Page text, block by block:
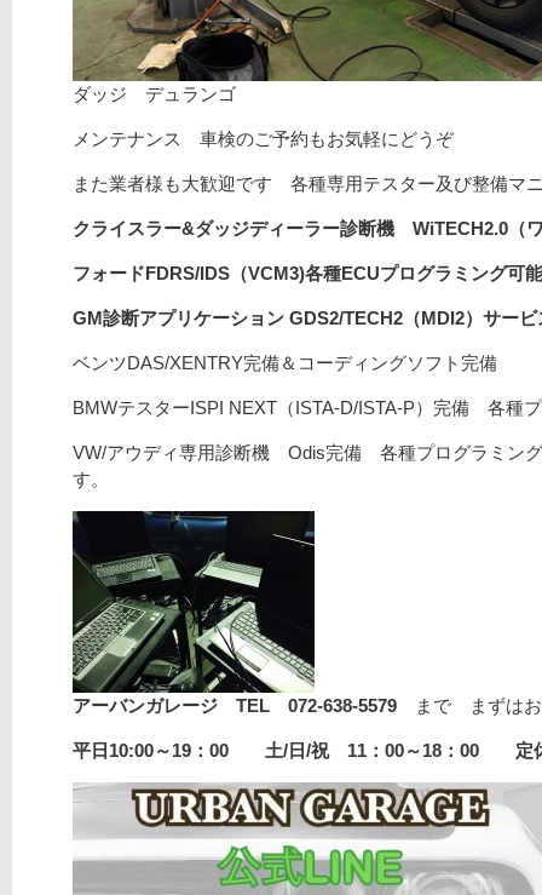
ダッジ デュランゴ
メンテナンス 車検のご予約もお気軽にどうぞ
また業者様も大歓迎です 各種専用テスター及び整備マ
クライスラー&ダッジディーラー診断機 WiTECH2.0（
フォードFDRS/IDS（VCM3)各種ECUプログラミング可
GM診断アプリケーション GDS2/TECH2（MDI2）サー
ベンツDAS/XENTRY完備＆コーディングソフト完備
BMWテスターISPI NEXT（ISTA-D/ISTA-P）完備 各種
VW/アウディ専用診断機 Odis完備 各種プログラミン
す。
アーバンガレージ TEL 072-638-5579 まで まずは
平日10:00～19：00 土/日/祝 11：00～18：00 定